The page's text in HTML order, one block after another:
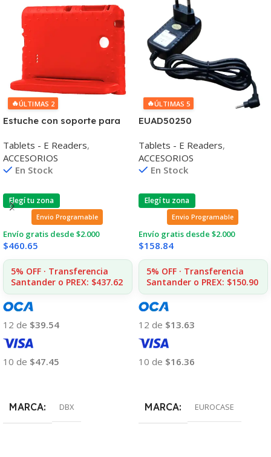
🔥ÚLTIMAS 2
Estuche con soporte para
Tablets - E Readers,
ACCESORIOS
En Stock
Elegí tu zona
Envio Programable
Envío gratis desde $2.000
$460.65
5% OFF · Transferencia
Santander o PREX: $437.62
12 de $39.54
10 de $47.45
MARCA DBX
🔥ÚLTIMAS 5
EUAD50250
Tablets - E Readers,
ACCESORIOS
En Stock
Elegí tu zona
Envio Programable
Envío gratis desde $2.000
$158.84
5% OFF · Transferencia
Santander o PREX: $150.90
12 de $13.63
10 de $16.36
MARCA EUROCASE